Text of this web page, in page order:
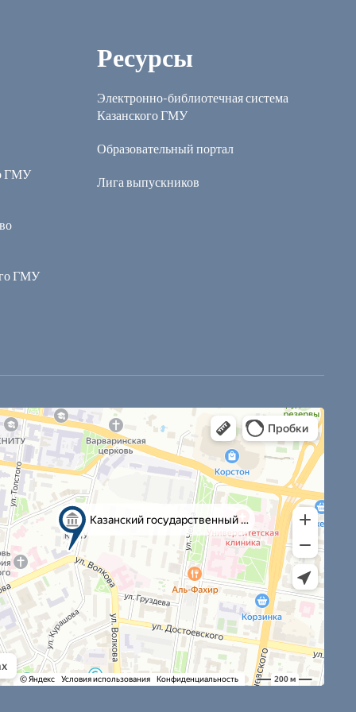
ГМУ
ГМУ
Ресурсы
Электронно-библиотечная система
Казанского ГМУ
Образовательный портал
Лига выпускников